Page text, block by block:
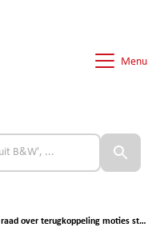
Menu
terugkoppeling moties stedelijke ontwikkeling / wonen